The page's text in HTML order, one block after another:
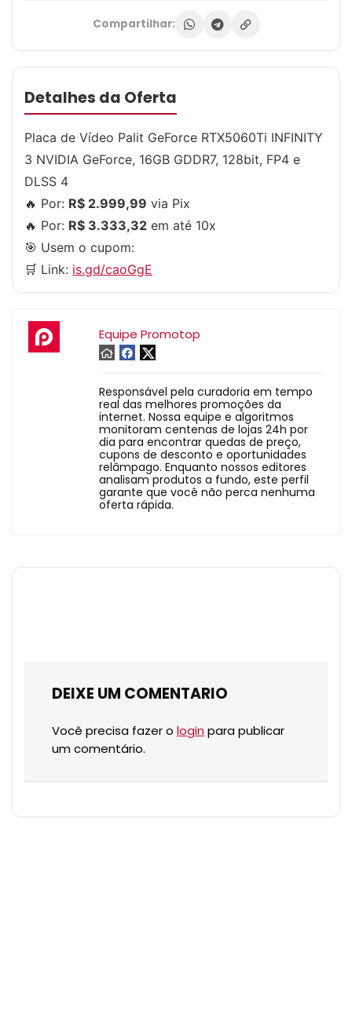
Compartilhar:
Detalhes da Oferta
Placa de Vídeo Palit GeForce RTX5060Ti INFINITY
3 NVIDIA GeForce, 16GB GDDR7, 128bit, FP4 e
DLSS 4
🔥 Por: R$ 2.999,99 via Pix
🔥 Por: R$ 3.333,32 em até 10x
🎯 Usem o cupom:
🛒 Link: is.gd/caoGgE
Equipe Promotop
Responsável pela curadoria em tempo
real das melhores promoções da
internet. Nossa equipe e algoritmos
monitoram centenas de lojas 24h por
dia para encontrar quedas de preço,
cupons de desconto e oportunidades
relâmpago. Enquanto nossos editores
analisam produtos a fundo, este perfil
garante que você não perca nenhuma
oferta rápida.
DEIXE UM COMENTARIO
Você precisa fazer o login para publicar
um comentário.